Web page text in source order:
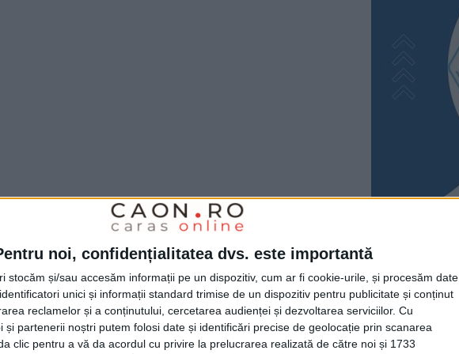
noi, confidențialitatea dvs. este importantă
stocăm și/sau accesăm informații pe un dispozitiv, cum ar fi cookie-urile, și procesăm date
unici și informații standard trimise de un dispozitiv pentru publicitate și conținut
reclamelor și a conținutului, cercetarea audienței și dezvoltarea serviciilor. Cu
și partenerii noștri putem folosi date și identificări precise de geolocație prin scanarea
clic pentru a vă da acordul cu privire la prelucrarea realizată de către noi și 1733
11 doar că este un fotbalist deUnder,
datorită evoluțiilor sale de până acum.
nu se mulțumește cu puțin și să nu uităm
cele mai bune meciuri sau a fost unul
marcat atunci și gol și a avut ocazii. Cred